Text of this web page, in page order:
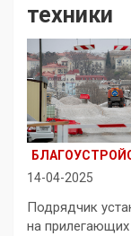
техники
14-04-2025
Подрядчик
на